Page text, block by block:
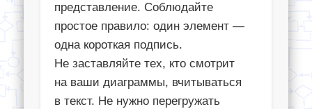
представление. Соблюдайте
простое правило: один элемент —
одна короткая подпись.
Не заставляйте тех, кто смотрит
на ваши диаграммы, вчитываться
в текст. Не нужно перегружать